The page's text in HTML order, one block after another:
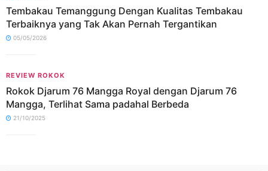
Tembakau Temanggung Dengan Kualitas Tembakau
Terbaiknya yang Tak Akan Pernah Tergantikan
05/05/2026
REVIEW ROKOK
Rokok Djarum 76 Mangga Royal dengan Djarum 76
Mangga, Terlihat Sama padahal Berbeda
21/10/2025